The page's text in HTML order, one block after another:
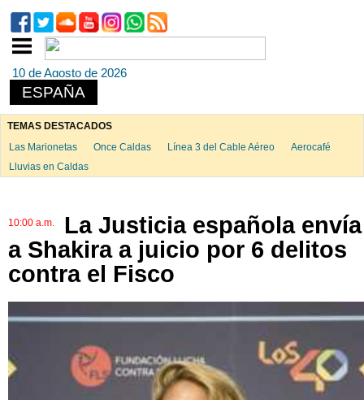
10 de Agosto de 2026
ESPAÑA
TEMAS DESTACADOS
Las Marionetas
Once Caldas Línea 3 del Cable Aéreo
Aerocafé
Lluvias en Caldas
10:00 a.m.
La Justicia española envía
a Shakira a juicio por 6 delitos
contra el Fisco